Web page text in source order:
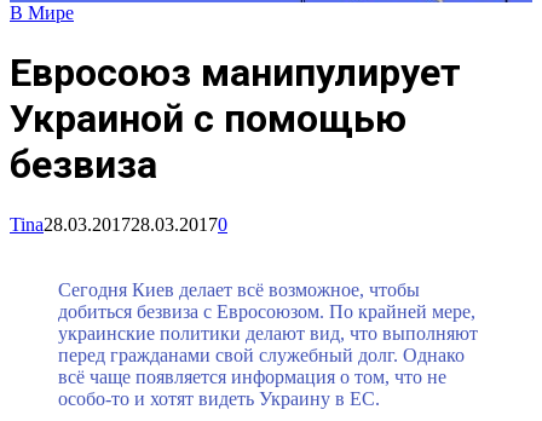
В Мире
Евросоюз манипулирует
Украиной с помощью
безвиза
Tina28.03.201728.03.20170
Сегодня Киев делает всё возможное, чтобы
добиться безвиза с Евросоюзом. По крайней мере,
украинские политики делают вид, что выполняют
перед гражданами свой служебный долг. Однако
всё чаще появляется информация о том, что не
особо-то и хотят видеть Украину в ЕС.